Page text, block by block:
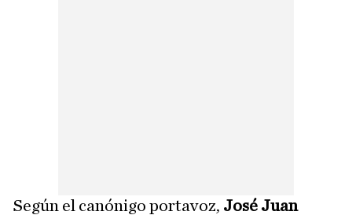
Según el canónigo portavoz, José Juan